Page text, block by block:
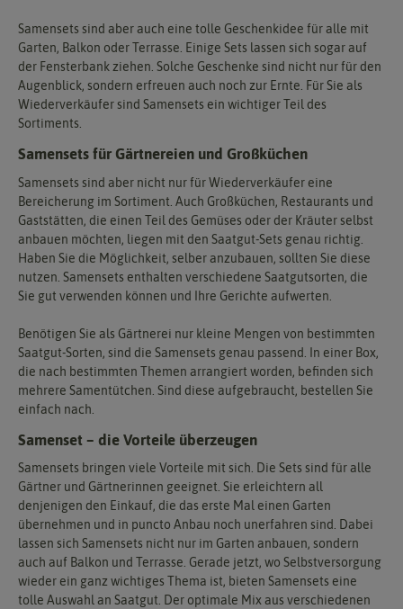
Samensets sind aber auch eine tolle Geschenkidee für alle mit
Garten, Balkon oder Terrasse. Einige Sets lassen sich sogar auf
der Fensterbank ziehen. Solche Geschenke sind nicht nur für den
Augenblick, sondern erfreuen auch noch zur Ernte. Für Sie als
Wiederverkäufer sind Samensets ein wichtiger Teil des
Sortiments.
Samensets für Gärtnereien und Großküchen
Samensets sind aber nicht nur für Wiederverkäufer eine
Bereicherung im Sortiment. Auch Großküchen, Restaurants und
Gaststätten, die einen Teil des Gemüses oder der Kräuter selbst
anbauen möchten, liegen mit den Saatgut-Sets genau richtig.
Haben Sie die Möglichkeit, selber anzubauen, sollten Sie diese
nutzen. Samensets enthalten verschiedene Saatgutsorten, die
Sie gut verwenden können und Ihre Gerichte aufwerten.
Benötigen Sie als Gärtnerei nur kleine Mengen von bestimmten
Saatgut-Sorten, sind die Samensets genau passend. In einer Box,
die nach bestimmten Themen arrangiert worden, befinden sich
mehrere Samentütchen. Sind diese aufgebraucht, bestellen Sie
einfach nach.
Samenset – die Vorteile überzeugen
Samensets bringen viele Vorteile mit sich. Die Sets sind für alle
Gärtner und Gärtnerinnen geeignet. Sie erleichtern all
denjenigen den Einkauf, die das erste Mal einen Garten
übernehmen und in puncto Anbau noch unerfahren sind. Dabei
lassen sich Samensets nicht nur im Garten anbauen, sondern
auch auf Balkon und Terrasse. Gerade jetzt, wo Selbstversorgung
wieder ein ganz wichtiges Thema ist, bieten Samensets eine
tolle Auswahl an Saatgut. Der optimale Mix aus verschiedenen